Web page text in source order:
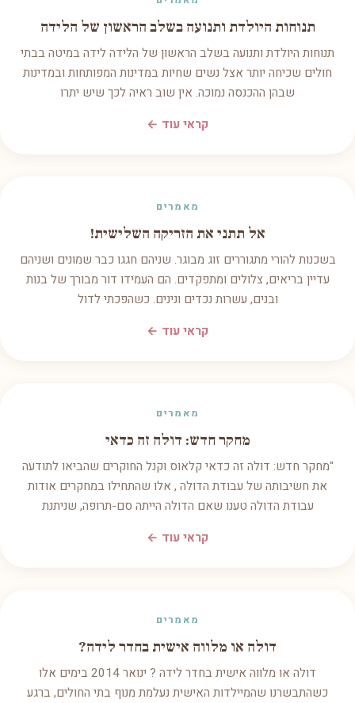
תנוחות היולדת ותנועה בשלב הראשון של הלידה
תנוחות היולדת ותנועה בשלב הראשון של הלידה לידה במיטה בבתי
חולים שכיחה יותר אצל נשים שחיות במדינות המפותחות ובמדינות
שבהן ההכנסה נמוכה. אין שוב ראיה לכך שיש יתרו
קראי עוד ←
מאמרים
אל תתני את הזריקה השלישית!
בשכנות להורי מתגוררים זוג מבוגר. שניהם חגגו כבר שמונים ושניהם
עדיין בריאים, צלולים ומתפקדים. הם העמידו דור מבורך של בנות
ובנים, עשרות נכדים ונינים. כשהפכתי לדול
קראי עוד ←
מאמרים
מחקר חדש: דולה זה כדאי
"מחקר חדש: דולה זה כדאי קלאוס וקנל החוקרים שהביאו לתודעה
את חשיבותה של עבודת הדולה , אלו שהתחילו במחקרים אודות
עבודת הדולה טענו שאם הדולה הייתה סם-תרופה, שניתנת
קראי עוד ←
מאמרים
דולה או מלווה אישית בחדר לידה?
דולה או מלווה אישית בחדר לידה ? ינואר 2014 בימים אלו
כשהתבשרנו שהמיילדות האישית נעלמת מנוף בתי החולים, ברגע